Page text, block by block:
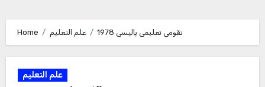
Home علم التعلیم تقومی تعلیمی پالیسی 1978
علم التعلیم